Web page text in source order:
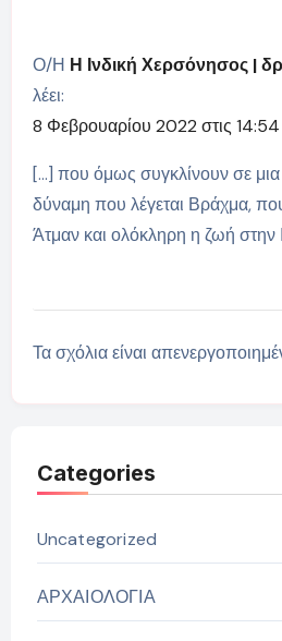
Ο/Η Η Ινδική Χερσόνησος |
λέει:
8 Φεβρουαρίου 2022 στις 14:54
[…] που όμως συγκλίνουν σε
δύναμη που λέγεται Βράχμα,
Άτμαν και ολόκληρη η ζωή στην
Τα σχόλια είναι
Categories
Uncategorized
ΑΡΧΑΙΟΛΟΓΙΑ